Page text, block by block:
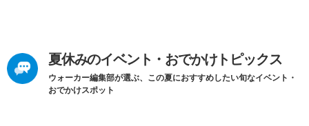
夏休みのイベント・おでかけトピックス
ウォーカー編集部が選ぶ、この夏におすすめしたい旬なイベント・
おでかけスポット